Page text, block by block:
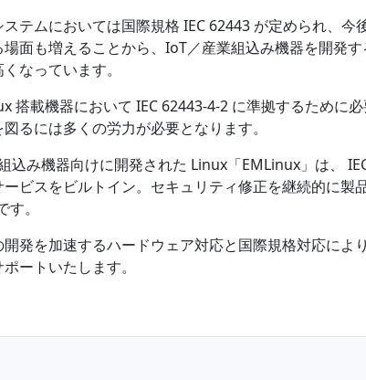
ステムにおいては国際規格 IEC 62443 が定められ、
面も増えることから、IoT／産業組込み機器を開発
なっています。
搭載機器において IEC 62443-4-2 に準拠するために
るには多くの労力が必要となります。
込み機器向けに開発された Linux「EMLinux」は、
ービスをビルトイン。セキュリティ修正を継続的に製
。
開発を加速するハードウェア対応と国際規格対応によ
ートいたします。